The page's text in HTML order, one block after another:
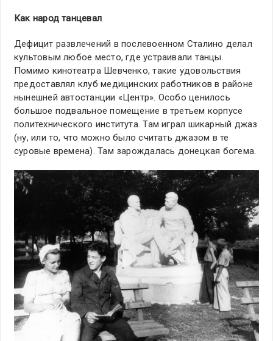
Как народ танцевал
Дефицит развлечений в послевоенном Сталино делал
культовым любое место, где устраивали танцы.
Помимо кинотеатра Шевченко, такие удовольствия
предоставлял клуб медицинских работников в районе
нынешней автостанции «Центр». Особо ценилось
большое подвальное помещение в третьем корпусе
политехнического института. Там играл шикарный джаз
(ну, или то, что можно было считать джазом в те
суровые времена). Там зарождалась донецкая богема.